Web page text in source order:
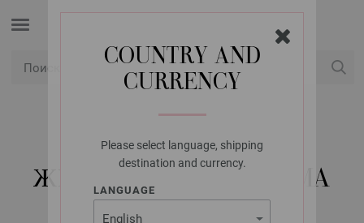
COUNTRY AND
CURRENCY
Please select language, shipping
destination and currency.
LANGUAGE
LANA GROSSA
ЖИЛЕТ NATURAL LAMA
CHUNKY